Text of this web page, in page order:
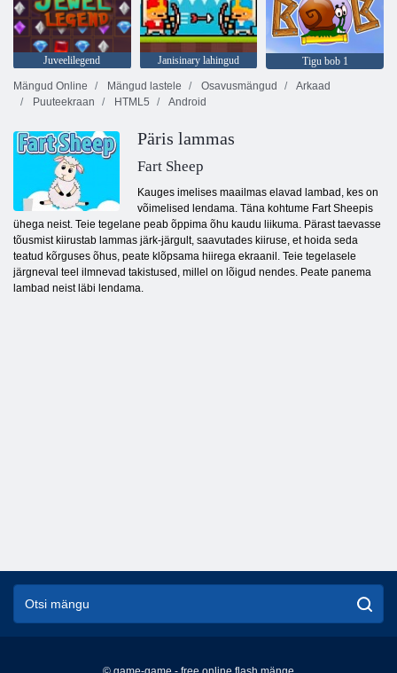
Juveelilegend Janisinary lahingud
Tigu bob 1
Mängud Online
Mängud lastele Osavusmängud
Arkaad
Puuteekraan
HTML5 Android
Päris lammas
Fart Sheep
Kauges imelises maailmas elavad lambad, kes on
võimelised lendama. Täna kohtume Fart Sheepis
ühega neist. Teie tegelane peab õppima õhu kaudu liikuma. Pärast taevasse
tõusmist kiirustab lammas järk-järgult, saavutades kiiruse, et hoida seda
teatud kõrguses õhus, peate klõpsama hiirega ekraanil. Teie tegelasele
järgneval teel ilmnevad takistused, millel on lõigud nendes. Peate panema
lambad neist läbi lendama.